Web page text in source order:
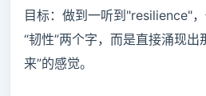
目标：做到一听到"resilience"
“韧性”两个字，而是直接涌现出
来”的感觉。